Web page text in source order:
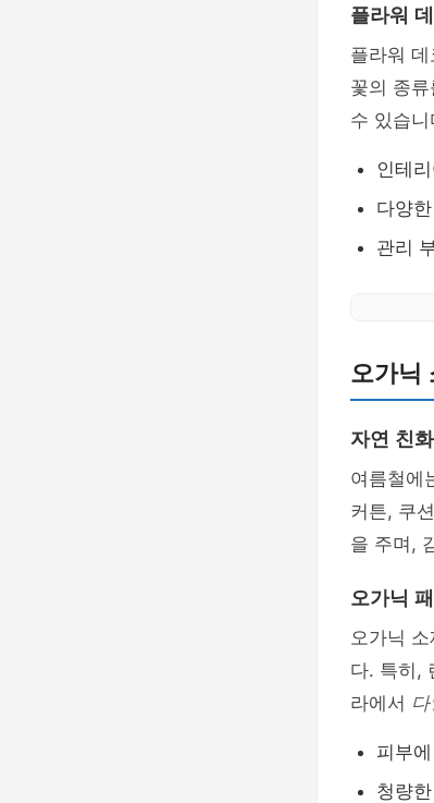
플라워
플라워
꽃의 종
수 있습
인테
다양
관리
오가닉
자연 친
여름철에
커튼, 쿠
을 주며,
오가닉
오가닉
다. 특히,
라에서
피부
청량